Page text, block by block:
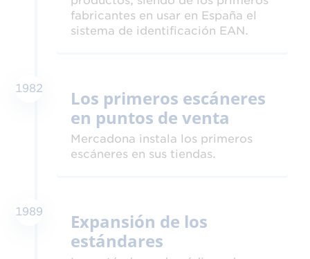
fabricantes en usar en España el
sistema de identificación EAN.
1982
Los primeros escáneres
en puntos de venta
Mercadona instala los primeros
escáneres en sus tiendas.
1989
Expansión de los
estándares